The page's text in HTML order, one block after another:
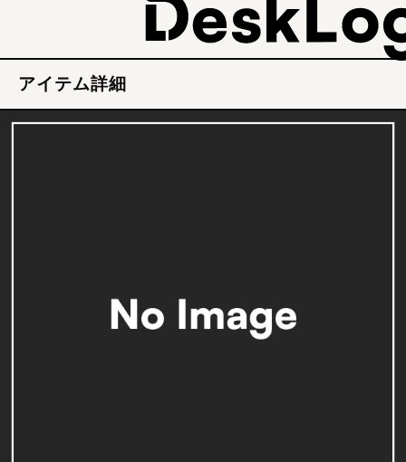
アイテム詳細